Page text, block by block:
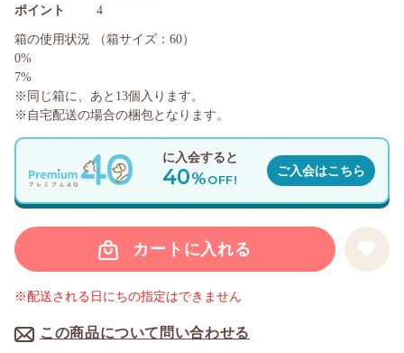
ポイント 4
カートに入れる
この商品について問い合わせる
※配送される日にちの指定はできません
に入会すると
40%OFF!
ご入会はこちら
箱の使用状況
（箱サイズ：60）
0%
7%
※同じ箱に、あと 13個入ります。
※自宅配送の場合の梱包となります。